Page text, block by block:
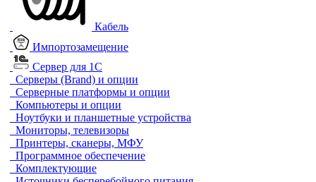
Кабель
Импортозамещение
Сервер для 1С
Серверы (Brand) и опции
Серверные платформы и опции
Компьютеры и опции
Ноутбуки и планшетные устройства
Мониторы, телевизоры
Принтеры, сканеры, МФУ
Программное обеспечение
Комплектующие